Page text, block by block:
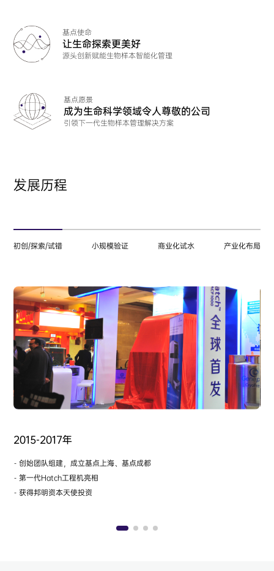
基点使命
让生命探索更美好
源头创新赋能生物样本智能化管理
基点愿景
成为生命科学领域令人尊敬的公司
引领下一代生物样本管理解决方案
发展历程
初创/探索/试错 小规模验证 商业化试水 产业化布局
2015-2017年
- 创始团队组建，成立基点上海、基点成都
- 第一代Hatch工程机亮相
- 获得邦明资本天使投资